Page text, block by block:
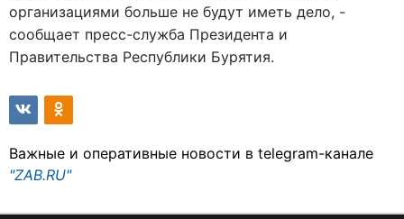
организациями больше не будут иметь дело, -
сообщает пресс-служба Президента и
Правительства Республики Бурятия.
Важные и оперативные новости в telegram-канале
"ZAB.RU"